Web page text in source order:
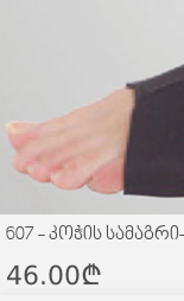
607 - კოჭის
46.00¢